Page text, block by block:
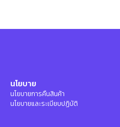
นโยบาย
นโยบายการคืนสินค้า
นโยบายและระเบียบปฏิบัติ